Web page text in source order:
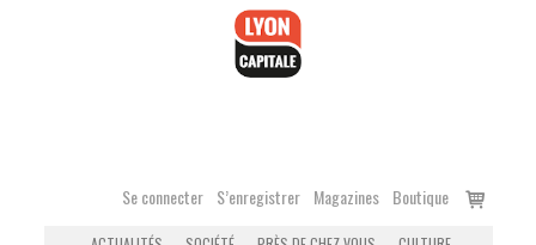
Se connecter S’enregistrer Magazines Boutique
Voir